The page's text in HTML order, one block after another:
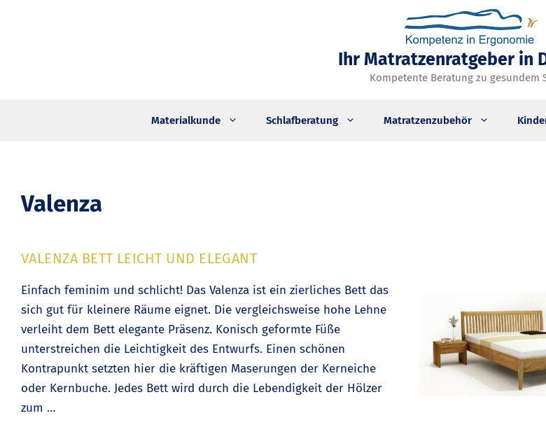
Ihr Matratzenratgeber in
Kompetente Beratung zu gesundem
Materialkunde Schlafberatung Matratzenzubehör
Valenza
VALENZA BETT LEICHT UND ELEGANT
Einfach feminim und schlicht! Das Valenza ist ein zierliches Bett das
sich gut für kleinere Räume eignet. Die vergleichsweise hohe Lehne
verleiht dem Bett elegante Präsenz. Konisch geformte Füße
unterstreichen die Leichtigkeit des Entwurfs. Einen schönen
Kontrapunkt setzten hier die kräftigen Maserungen der Kerneiche
oder Kernbuche. Jedes Bett wird durch die Lebendigkeit der Hölzer
zum …